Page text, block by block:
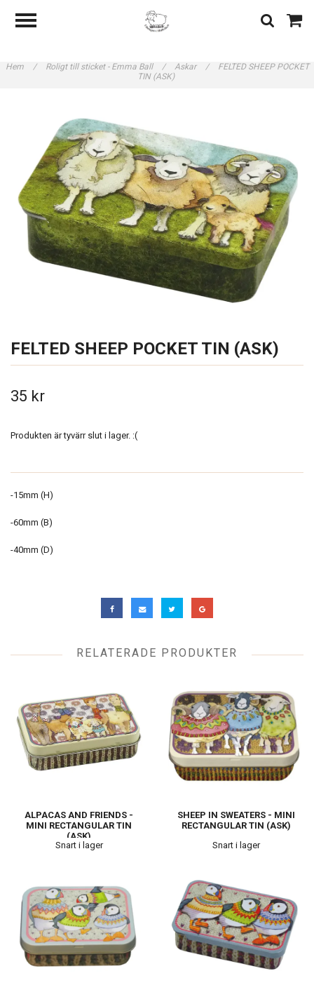
Hem / Roligt till sticket - Emma Ball / Askar /
FELTED SHEEP POCKET
TIN (ASK)
FELTED SHEEP POCKET TIN (ASK)
35 kr
Produkten är tyvärr slut i lager. :(
-15mm (H)
-60mm (B)
-40mm (D)
RELATERADE PRODUKTER
ALPACAS AND FRIENDS -
MINI RECTANGULAR TIN
(ASK)
Snart i lager
SHEEP IN SWEATERS - MINI
RECTANGULAR TIN (ASK)
Snart i lager